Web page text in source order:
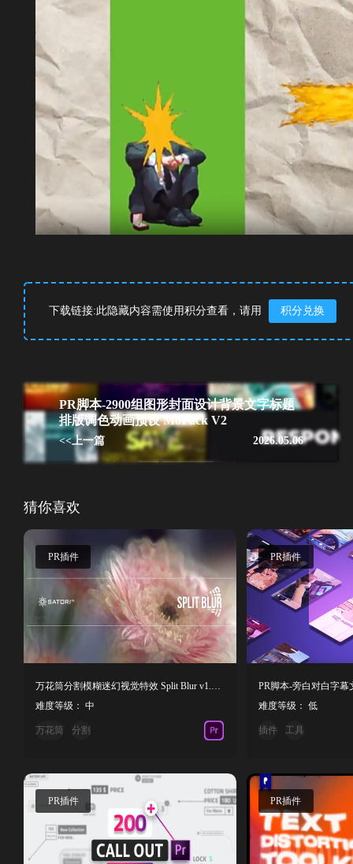
下载链接:此隐藏内容需使用积分查看，请用 积分兑换
PR脚本-2900组图形封面设计背景文字标题
排版调色动画预设 MoPack V2
2026.05.06
<<上一篇
猜你喜欢
PR插件
难度等级： 中
万花筒 分割
PR插件
难度等级： 低
插件 工具
PR插件 PR插件